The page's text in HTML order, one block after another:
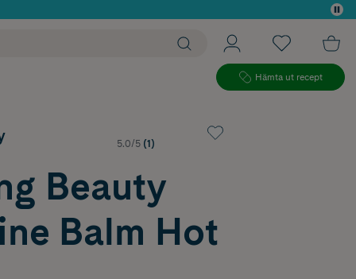
Hämta ut recept
5.0/5 (1)
Beauty
Balm Hot